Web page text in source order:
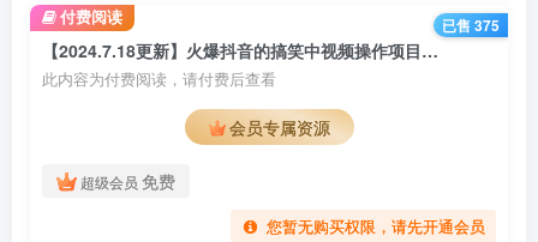
【2024.7.18更新】火爆抖音的搞笑中视频操作项目，轻松月入过万 附带全套中视频素材包+深度去重搬运方法
此内容为付费阅读，请付费后查看
会员专属资源
超级会员 免费
您暂无购买权限，请先开通会员
付费阅读 已售 375